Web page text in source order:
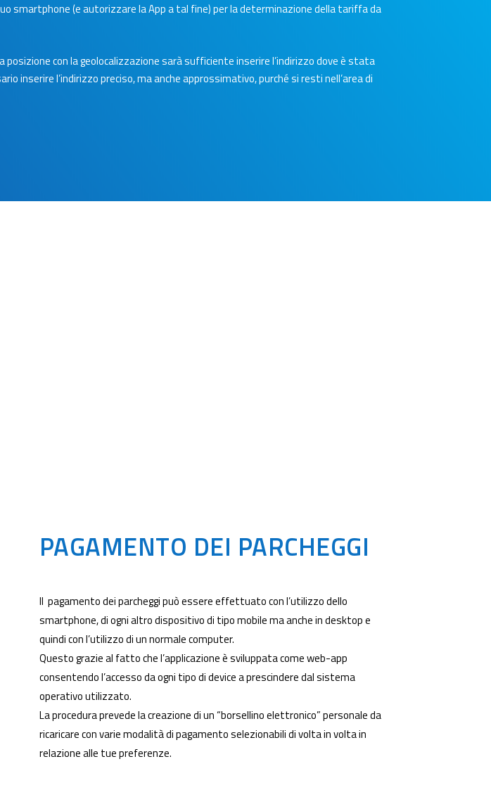
smartphone (e autorizzare la App a tal fine) per la determinazione della tariffa da
con la geolocalizzazione sarà sufficiente inserire l’indirizzo dove è stata
inserire l’indirizzo preciso, ma anche approssimativo, purché si resti nell’area di
PAGAMENTO DEI PARCHEGGI
Il pagamento dei parcheggi può essere effettuato con l’utilizzo dello
smartphone, di ogni altro dispositivo di tipo mobile ma anche in desktop e
quindi con l’utilizzo di un normale computer.
Questo grazie al fatto che l’applicazione è sviluppata come web-app
consentendo l’accesso da ogni tipo di device a prescindere dal sistema
operativo utilizzato.
La procedura prevede la creazione di un “borsellino elettronico” personale da
ricaricare con varie modalità di pagamento selezionabili di volta in volta in
relazione alle tue preferenze.